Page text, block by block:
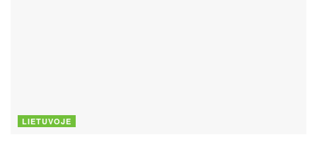
LIETUVOJE